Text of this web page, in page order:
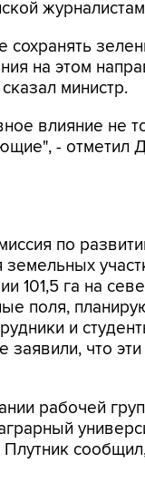
на этом
министр.
влияние не
- отметил
по
101,5 га на
поля,
и
что эти
рабочей